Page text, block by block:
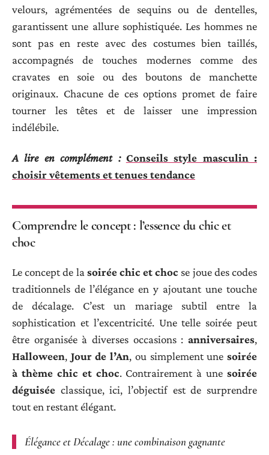
velours, agrémentées de sequins ou de dentelles,
garantissent une allure sophistiquée. Les hommes ne
sont pas en reste avec des costumes bien taillés,
accompagnés de touches modernes comme des
cravates en soie ou des boutons de manchette
originaux. Chacune de ces options promet de faire
tourner les têtes et de laisser une impression
indélébile.
A lire en complément : Conseils style masculin :
choisir vêtements et tenues tendance
Comprendre le concept : l’essence du chic et
choc
Le concept de la soirée chic et choc se joue des codes
traditionnels de l’élégance en y ajoutant une touche
de décalage. C’est un mariage subtil entre la
sophistication et l’excentricité. Une telle soirée peut
être organisée à diverses occasions : anniversaires,
Halloween, Jour de l’An, ou simplement unesoirée
à thème chic et choc. Contrairement à une soirée
déguisée classique, ici, l’objectif est de surprendre
tout en restant élégant.
Élégance et Décalage : une combinaison gagnante